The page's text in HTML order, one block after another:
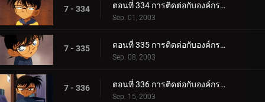
7 - 334 ตอนที่ 334 การติดต่อกับองค์กรชุดดำ (ภาคเจรจา)
Sep. 01, 2003
7 - 335 ตอนที่ 335 การติดต่อกับองค์กรชุดดำ (ภาคสะกดรอย)
Sep. 08, 2003
7 - 336 ตอนที่ 336 การติดต่อกับองค์กรชุดดำ (ภาคชี้เป็นชี้ตาย)
Sep. 15, 2003